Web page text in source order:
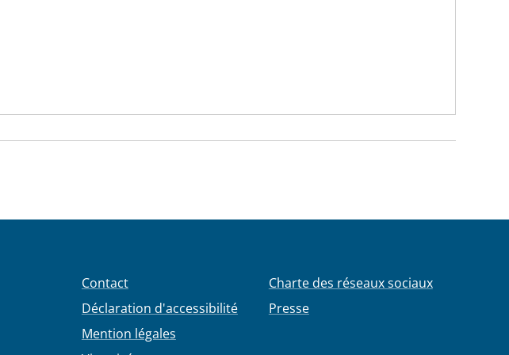
Contact
Déclaration d'accessibilité
Mention légales
Charte des réseaux sociaux
Presse